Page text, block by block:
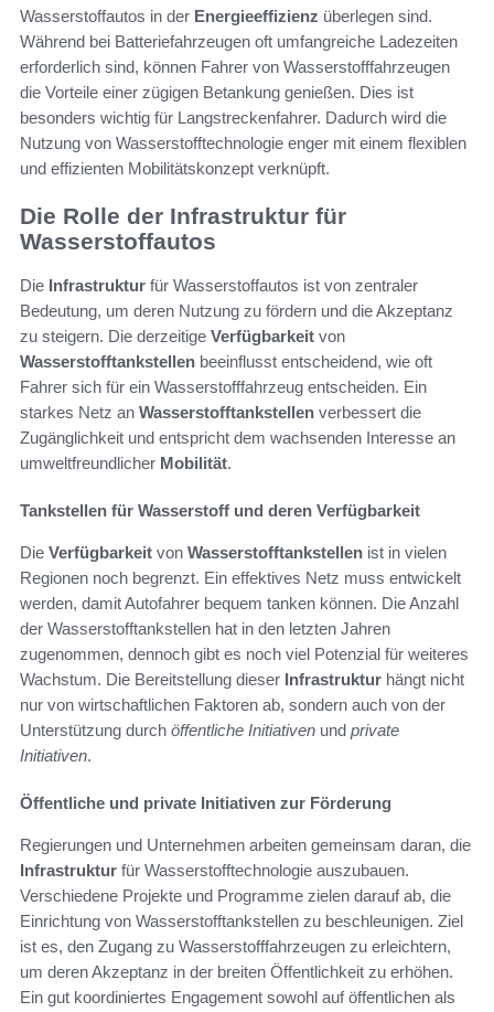
Wasserstoffautos in der Energieeffizienz überlegen sind.
Während bei Batteriefahrzeugen oft umfangreiche Ladezeiten
erforderlich sind, können Fahrer von Wasserstofffahrzeugen
die Vorteile einer zügigen Betankung genießen. Dies ist
besonders wichtig für Langstreckenfahrer. Dadurch wird die
Nutzung von Wasserstofftechnologie enger mit einem flexiblen
und effizienten Mobilitätskonzept verknüpft.
Die Rolle der Infrastruktur für
Wasserstoffautos
Die Infrastruktur für Wasserstoffautos ist von zentraler
Bedeutung, um deren Nutzung zu fördern und die Akzeptanz
zu steigern. Die derzeitige Verfügbarkeit von
Wasserstofftankstellen beeinflusst entscheidend, wie oft
Fahrer sich für ein Wasserstofffahrzeug entscheiden. Ein
starkes Netz an Wasserstofftankstellen verbessert die
Zugänglichkeit und entspricht dem wachsenden Interesse an
umweltfreundlicher Mobilität.
Tankstellen für Wasserstoff und deren Verfügbarkeit
Die Verfügbarkeit von Wasserstofftankstellen ist in vielen
Regionen noch begrenzt. Ein effektives Netz muss entwickelt
werden, damit Autofahrer bequem tanken können. Die Anzahl
der Wasserstofftankstellen hat in den letzten Jahren
zugenommen, dennoch gibt es noch viel Potenzial für weiteres
Wachstum. Die Bereitstellung dieser Infrastruktur hängt nicht
nur von wirtschaftlichen Faktoren ab, sondern auch von der
Unterstützung durch öffentliche Initiativen und private
Initiativen.
Öffentliche und private Initiativen zur Förderung
Regierungen und Unternehmen arbeiten gemeinsam daran, die
Infrastruktur für Wasserstofftechnologie auszubauen.
Verschiedene Projekte und Programme zielen darauf ab, die
Einrichtung von Wasserstofftankstellen zu beschleunigen. Ziel
ist es, den Zugang zu Wasserstofffahrzeugen zu erleichtern,
um deren Akzeptanz in der breiten Öffentlichkeit zu erhöhen.
Ein gut koordiniertes Engagement sowohl auf öffentlichen als